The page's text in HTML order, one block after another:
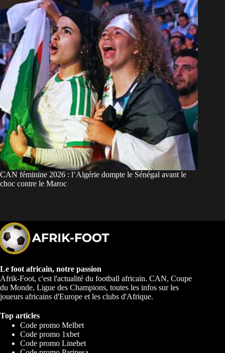
CAN féminine 2026 : l’Algérie dompte le Sénégal avant le
choc contre le Maroc
Le foot africain, notre passion
Afrik-Foot, c'est l'actualité du football africain. CAN, Coupe
du Monde, Ligue des Champions, toutes les infos sur les
joueurs africains d'Europe et les clubs d'Afrique.
Top articles
Code promo Melbet
Code promo 1xbet
Code promo Linebet